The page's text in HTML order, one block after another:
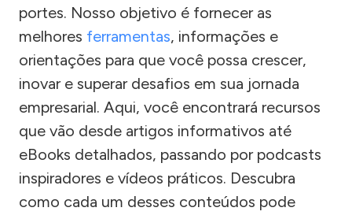
portes. Nosso objetivo é fornecer as
melhores ferramentas, informações e
orientações para que você possa crescer,
inovar e superar desafios em sua jornada
empresarial. Aqui, você encontrará recursos
que vão desde artigos informativos até
eBooks detalhados, passando por podcasts
inspiradores e vídeos práticos. Descubra
como cada um desses conteúdos pode